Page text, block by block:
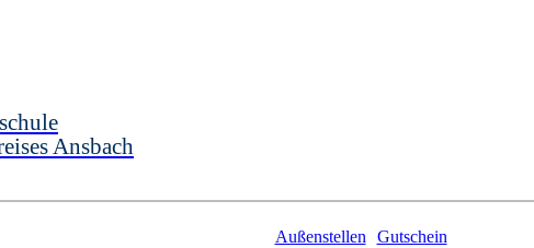
Ansbach
Außenstellen Gutschein